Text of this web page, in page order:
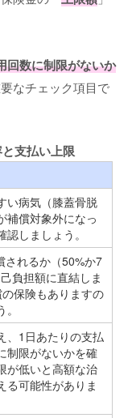
回数に制限がないか
なチェック項目で
支払い上限
い病気（膝蓋骨脱
補償対象外になっ
しましょう。
されるか（50%か7
負担額に直結しま
保険もありますの
、1日あたりの支払
制限がないかを確
が低いと高額な治
る可能性がありま